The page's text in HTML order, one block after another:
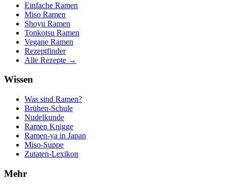
Einfache Ramen
Miso Ramen
Shoyu Ramen
Tonkotsu Ramen
Vegane Ramen
Rezeptfinder
Alle Rezepte →
Wissen
Was sind Ramen?
Brühen-Schule
Nudelkunde
Ramen Knigge
Ramen-ya in Japan
Miso-Suppe
Zutaten-Lexikon
Mehr